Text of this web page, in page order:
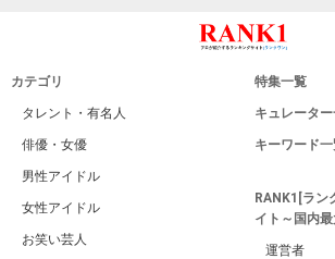
カテゴリ
タレント・有名人
俳優・女優
男性アイドル
女性アイドル
お笑い芸人
特集一覧
キュレータ
キーワード
RANK1[ラン
イト～国内
運営者